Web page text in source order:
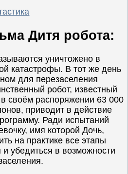
Дитя робота:
уничтожено в
катастрофы. В тот же день
для перезаселения
робот, известный
своём распоряжении 63 000
приводит в действие
Ради испытаний
имя которой Дочь,
на практике все этапы
убедиться в возможности